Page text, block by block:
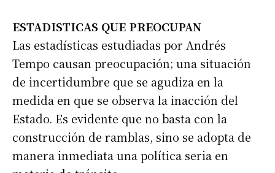
ESTADISTICAS QUE PREOCUPAN
Las estadísticas estudiadas por Andrés
Tempo causan preocupación; una situación
de incertidumbre que se agudiza en la
medida en que se observa la inacción del
Estado. Es evidente que no basta con la
construcción de ramblas, sino se adopta de
manera inmediata una política seria en